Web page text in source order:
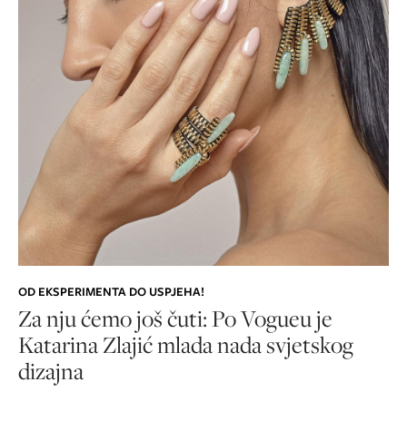
OD EKSPERIMENTA DO USPJEHA!
Za nju ćemo još čuti: Po Vogueu je
Katarina Zlajić mlada nada svjetskog
dizajna